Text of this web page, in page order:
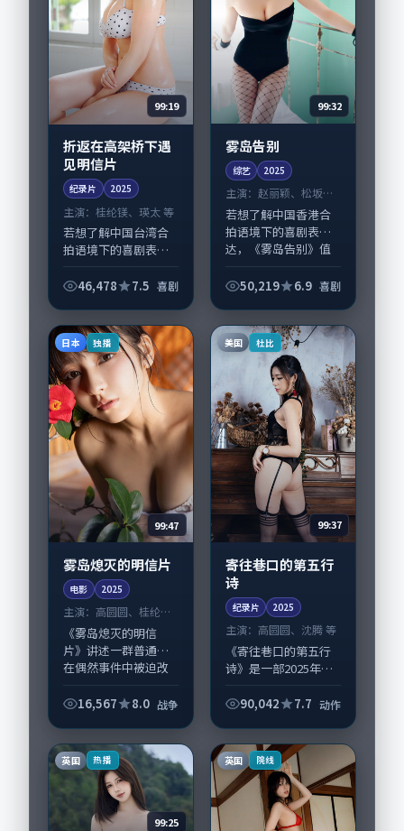
99:19
折返在高架桥下遇
见明信片
纪录片 2025
主演： 桂纶镁、瑛太 等
若想了解中国台湾合
拍语境下的喜剧表
下遇见明信片》值得
合，桂纶镁、瑛太与
配角群戏并重。影片
2...
46,478 7.5 喜剧
99:32
雾岛告别
综艺 2025
主演： 赵丽颖、松坂桃
李 等
若想了解中国香港合
拍语境下的喜剧表
达，《雾岛告别》值
物动机与生活细节的
重。影片2025年面
世...
50,219 6.9 喜剧
日本 独播
99:47
雾岛熄灭的明信片
电影 2025
主演： 高圆圆、桂纶镁
等
《雾岛熄灭的明信
片》讲述一群普通人
在偶然事件中被迫改
战争类型元素服务于
叙事，高圆圆、桂纶
镁...
16,567 8.0 战争
美国 杜比
99:37
寄往巷口的第五行
诗
纪录片 2025
主演：高圆圆、沈腾 等
《寄往巷口的第五行
诗》是一部2025年前
片，由文牧野执导，
参与重要戏份。故事
围绕当代都市中...
90,042 7.7 动作
英国 热播
99:25
英国 院线